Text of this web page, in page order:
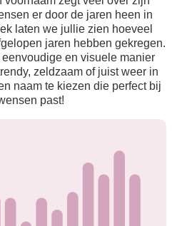
er door de jaren heen in
laten we jullie zien hoeveel
jaren hebben gekregen.
en visuele manier
zeldzaam of juist weer in
naam te kiezen die perfect bij
past!